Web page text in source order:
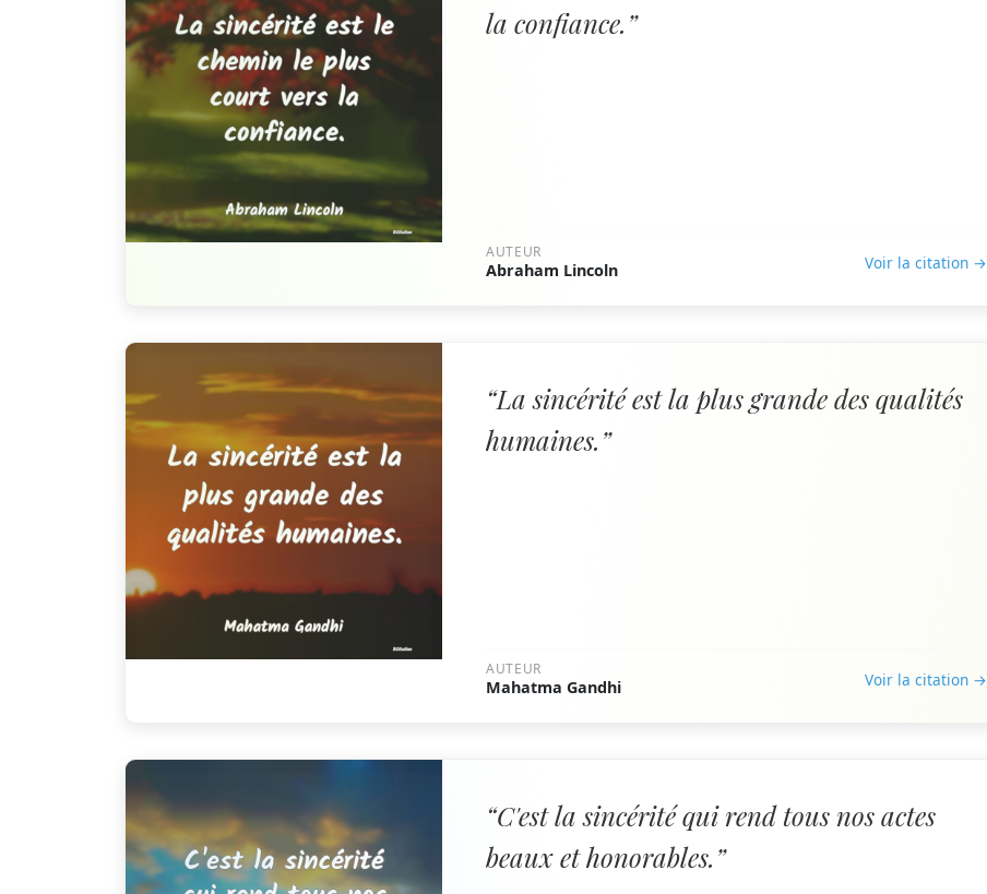
la confiance.”
AUTEUR
Abraham Lincoln Voir la citation →
“La sincérité est la plus grande des qualités
humaines.”
AUTEUR
Mahatma Gandhi Voir la citation →
“C'est la sincérité qui rend tous nos actes
beaux et honorables.”